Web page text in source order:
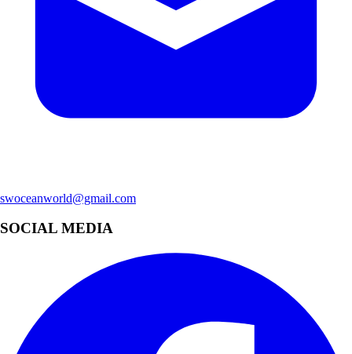
swoceanworld@gmail.com
SOCIAL MEDIA